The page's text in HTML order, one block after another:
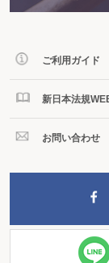
ご利用ガイド
新日本法規
お問い合わせ